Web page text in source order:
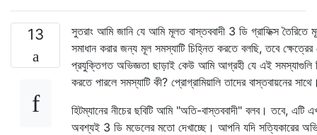
13
সুতরাং আমি জানি যে আমি মূলত বাস্তববাদী 3 ডি গ্রাফিক্স তৈরিতে
সমাধান করার জন্য মূল সমস্যাটি চিহ্নিত করতে বলছি, তবে
প্রযুক্তিগত অভিজ্ঞতা ছাড়াই কেউ আমি আগ্রহী যে এই সমস্যাগুলি
করতে পারলে সমস্যাটি কী? প্রোগ্রামিয়ালি তাদের বাস্তবায়নের
হিটম্যানের নীচের ছবিটি আমি "অতি-বাস্তববাদী" বলব। তবে, এটি
অবশ্যই 3 ডি মডেলের মতো দেখাচ্ছে। আপনি যদি সত্যিকারের